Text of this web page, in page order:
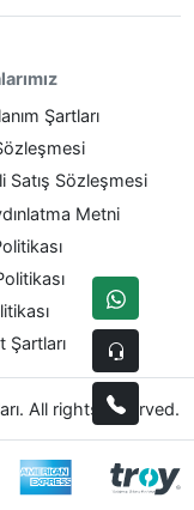
Şartları
Satış Sözleşmesi
Metni
Şartları
All rights reserved.